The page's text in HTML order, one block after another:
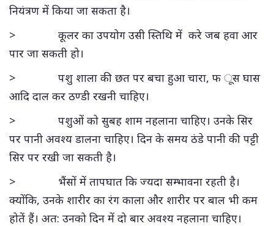
नियंत्रण में किया जा सकता है।
> कूलर का उपयोग उसी स्तिथि में करे जब हवा आर
पार जा सकती हो।
> पशु शाला की छत पर बचा हुआ चारा, फ ूस घास
आदि दाल कर ठण्डी रखनी चाहिए।
> पशुओं को सुबह शाम नहलाना चाहिए। उनके सिर
पर पानी अवश्य डालना चाहिए। दिन के समय ठंडे पानी की पट्टी
सिर पर रखी जा सकती है।
> भैंसों में तापघात कि ज्यदा सम्भावना रहती है।
क्योंकि, उनके शारीर का रंग काला और शारीर पर बाल भी कम
होतें हैं। अत: उनको दिन में दो बार अवश्य नहलाना चाहिए।